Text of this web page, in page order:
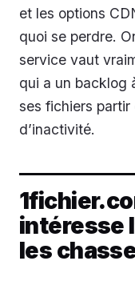
et les options
quoi se perdre.
service vaut
qui a un backlog
ses fichiers partir
d’inactivité.
intéresse
les